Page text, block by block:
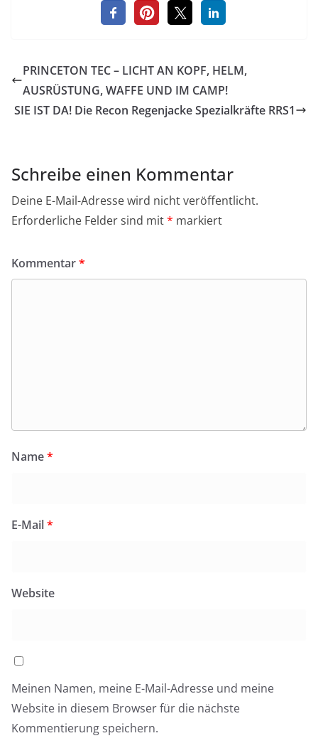
PRINCETON TEC – LICHT AN KOPF, HELM,
AUSRÜSTUNG, WAFFE UND IM CAMP!
SIE IST DA! Die Recon Regenjacke Spezialkräfte RRS1
Schreibe einen Kommentar
Deine E-Mail-Adresse wird nicht veröffentlicht.
Erforderliche Felder sind mit* markiert
Kommentar*
Name*
E-Mail*
Website
Meinen Namen, meine E-Mail-Adresse und meine
Website in diesem Browser für die nächste
Kommentierung speichern.